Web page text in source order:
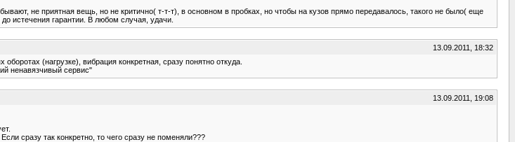
не приятная вещь, но не критично( т-т-т), в основном в пробках, но чтобы на кузов прямо передавалось, такого не было( еще
истечения гарантии. В любом случая, удачи.
13.09.2011, 18:32
(нагрузке), вибрация конкретная, сразу понятно откуда.
ненавязчивый сервис"
13.09.2011, 19:08
сразу так конкретно, то чего сразу не поменяли???